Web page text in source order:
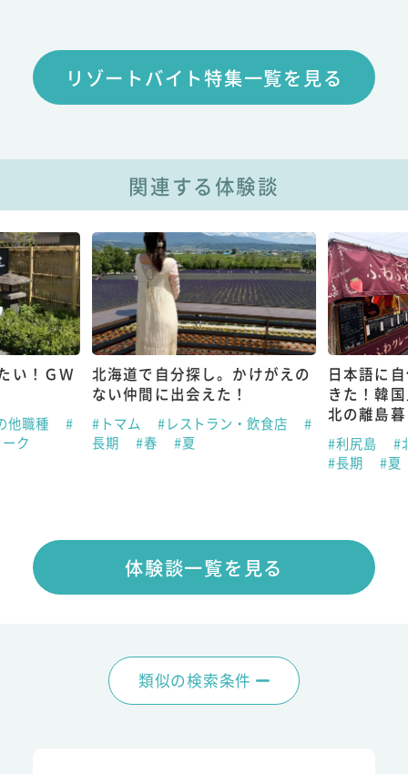
リゾートバイト特集一覧を見る
関連する体験談
い！ＧＷ
他職種
#
ク
北海道で自分探し。かけがえの
ない仲間に出会えた！
#トマム #レストラン・飲食店
#
長期
#春 #夏
日本語に
きた！韓
北の離島
#利尻島
#
#長期
#夏
体験談一覧を見る
類似の検索条件